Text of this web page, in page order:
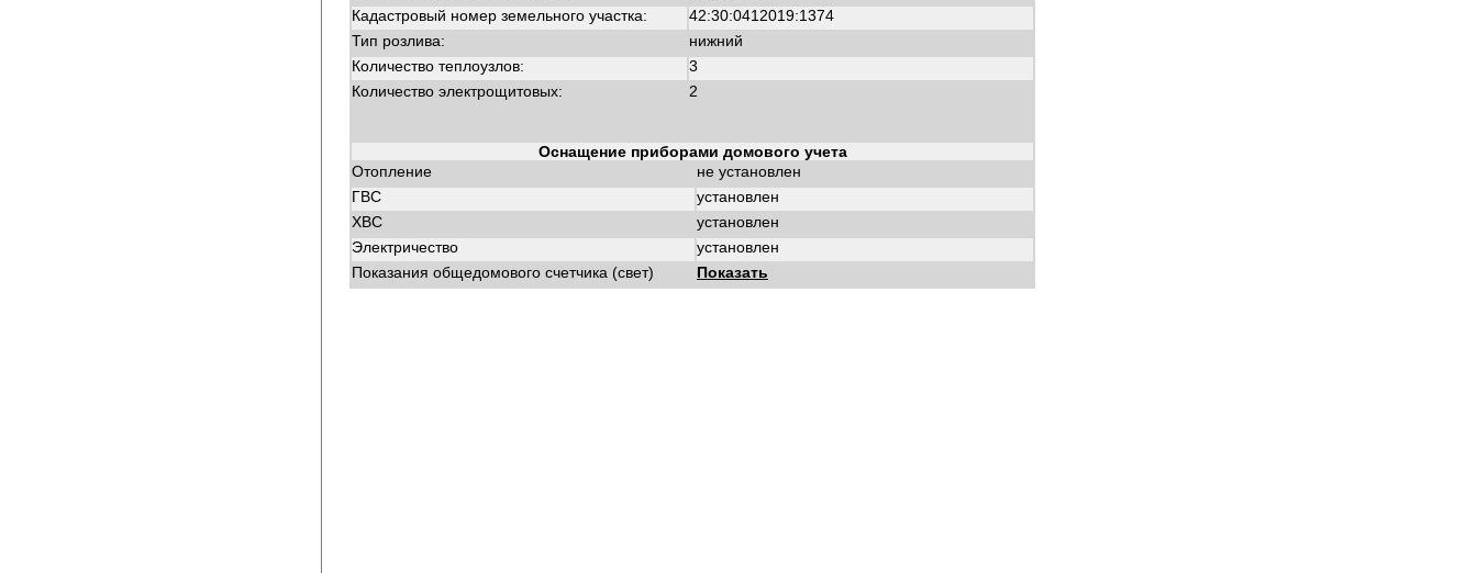
Кадастровый номер земельного участка:
42:30:0412019:1374
Тип розлива:
нижний
Количество теплоузлов:
3
Количество электрощитовых:
2
Оснащение приборами домового учета
Отопление
не установлен
ГВС
установлен
ХВС
установлен
Электричество
установлен
Показания общедомового счетчика (свет)
Показать